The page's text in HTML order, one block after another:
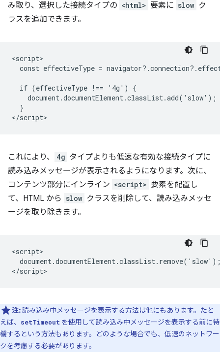
み取り、選択した接続タイプの <html> 要素に slow ク
ラスを追加できます。
<script>
const effectiveType =
  if (effectiveType !== '4g') {
    document.documentElement.classList.add('slow');
  }
これにより、 4g タイプよりも低速な有効な接続タイプに
読み込みメッセージが表示されるようになります。次に、
コンテンツ部分にインライン <script> 要素を配置し
て、HTML から slow クラスを削除して、読み込みメッセ
ージを取り除きます。
<script>
注:読み込み中メッセージを表示する方法は他にもあります。たと
えば、
setTimeout を使用して読み込み中メッセージを表示する前に待
機するという方法もあります。どのような場合でも、低速のネットワー
クを考慮する必要があります。